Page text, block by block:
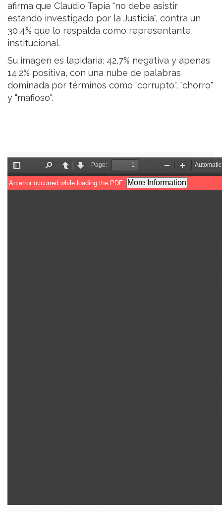
afirma que Claudio Tapia "no debe asistir
estando investigado por la Justicia", contra un
30,4% que lo respalda como representante
institucional.
Su imagen es lapidaria: 42,7% negativa y apenas
14,2% positiva, con una nube de palabras
dominada por términos como "corrupto", "chorro"
y "mafioso".